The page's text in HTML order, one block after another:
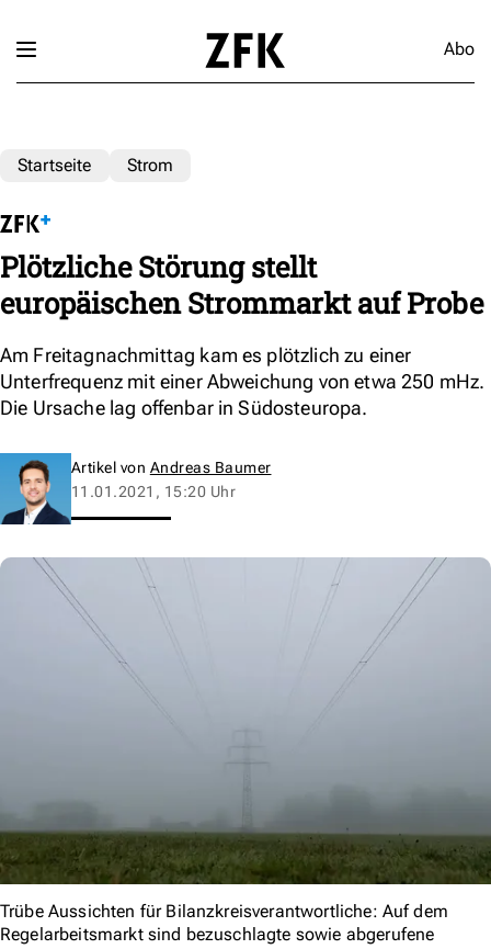
Abo
Startseite Strom
Plötzliche Störung stellt
europäischen Strommarkt auf Probe
Am Freitagnachmittag kam es plötzlich zu einer
Unterfrequenz mit einer Abweichung von etwa 250 mHz.
Die Ursache lag offenbar in Südosteuropa.
Artikel von Andreas Baumer
11.01.2021, 15:20 Uhr
Trübe Aussichten für Bilanzkreisverantwortliche: Auf dem
Regelarbeitsmarkt sind bezuschlagte sowie abgerufene